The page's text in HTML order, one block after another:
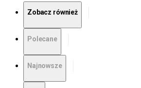
Zobacz również
Polecane
Najnowsze